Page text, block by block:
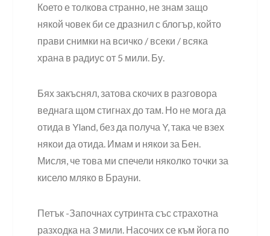
Което е толкова странно, не знам защо
някой човек би се дразнил с блогър, който
прави снимки на всичко / всеки / всяка
храна в радиус от 5 мили. Бу.
Бях закъснял, затова скочих в разговора
веднага щом стигнах до там. Но не мога да
отида в Yland, без да получа Y, така че взех
някои да отида. Имам и някои за Бен.
Мисля, че това ми спечели няколко точки за
кисело мляко в Брауни.
Петък -Започнах сутринта със страхотна
разходка на 3 мили. Насочих се към йога по